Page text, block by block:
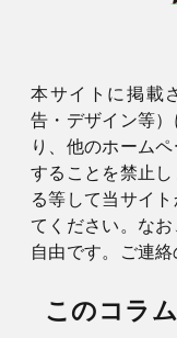
本サイトに掲載
告・デザイン等
り、他のホーム
することを禁止
る等して当サイ
てください。な
自由です。ご連絡
このコラ